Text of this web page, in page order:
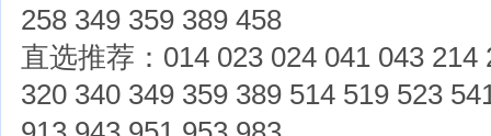
258 349 359 389 458
直选推荐：014 023 024 041 043 214
320 340 349 359 389 514 519 523